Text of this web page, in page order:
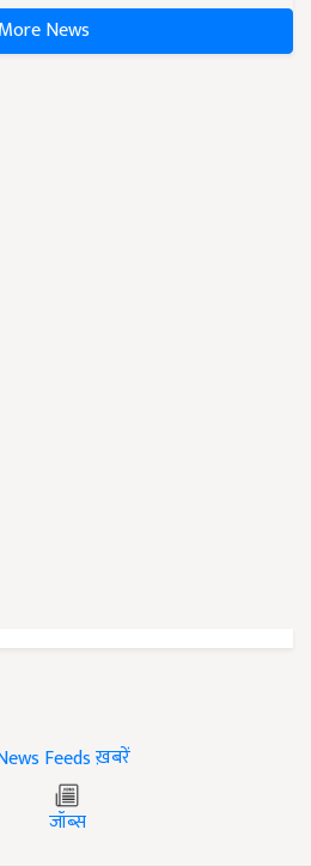
More News
ख़बरें
जॉब्स